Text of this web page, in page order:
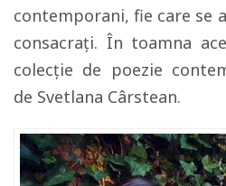
contemporani, fie care se
consacraţi. În toamna
colecţie de poezie
de Svetlana Cârstean.